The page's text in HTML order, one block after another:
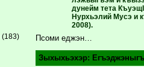
(183)
дунейм тета
Нурхьэлий Мусэ и
2008).
Псоми еджэн…
Зыхыхьэхэр: